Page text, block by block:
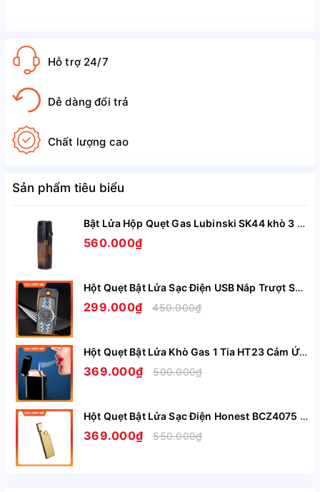
Hỗ trợ 24/7
Dễ dàng đổi trả
Chất lượng cao
Sản phẩm tiêu biểu
Bật Lửa Hộp Quẹt Gas Lubinski SK44 khò 3 tia nhìn rõ lượng gas, kèm theo đục Cigar cao cấp
560.000₫
Hột Quẹt Bật Lửa Sạc Điện USB Nắp Trượt SZ387 Kiêm Đồng Hồ Cầm Tay Nhỏ Gọn Tiện Lợi -Giao Màu Ngẫu Nhiên
299.000₫ 450.000₫
Hột Quẹt Bật Lửa Khò Gas 1 Tia HT23 Cảm Ứng Lắc Tay Có Ô Quan Sát Gas - Giao Màu Ngẫu Nhiên
369.000₫ 500.000₫
Hột Quẹt Bật Lửa Sạc Điện Honest BCZ4075 Siêu Mỏng Sạc Nhanh Chỉ Trong 5 Phút - Nhiều Màu
369.000₫ 550.000₫